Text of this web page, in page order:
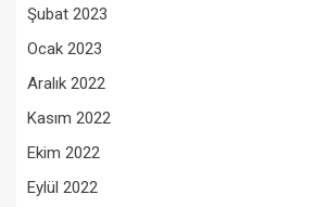
Şubat 2023
Ocak 2023
Aralık 2022
Kasım 2022
Ekim 2022
Eylül 2022